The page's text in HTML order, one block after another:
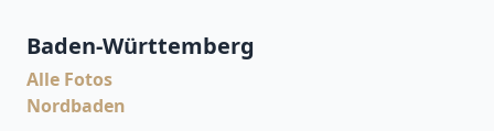
Baden-Württemberg
Alle Fotos
Nordbaden